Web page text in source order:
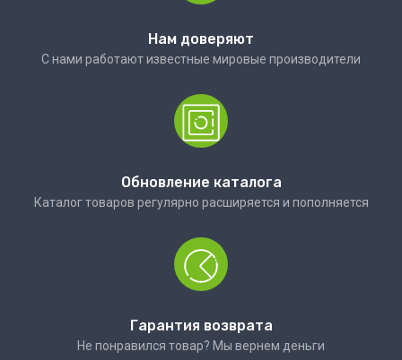
Нам доверяют
С нами работают известные мировые производители
Обновление каталога
Каталог товаров регулярно расширяется и пополняется
Гарантия возврата
Не понравился товар? Мы вернем деньги